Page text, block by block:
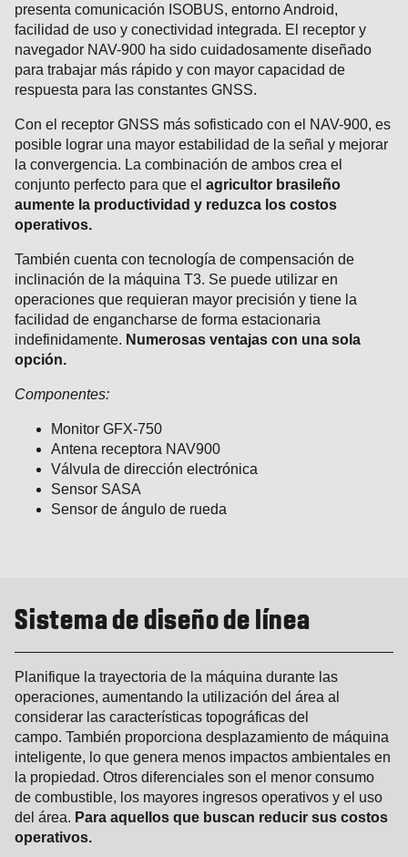
presenta comunicación ISOBUS, entorno Android,
facilidad de uso y conectividad integrada. El receptor y
navegador NAV-900 ha sido cuidadosamente diseñado
para trabajar más rápido y con mayor capacidad de
respuesta para las constantes GNSS.
Con el receptor GNSS más sofisticado con el NAV-900, es
posible lograr una mayor estabilidad de la señal y mejorar
la convergencia. La combinación de ambos crea el
conjunto perfecto para que el agricultor brasileño
aumente la productividad y reduzca los costos
operativos.
También cuenta con tecnología de compensación de
inclinación de la máquina T3. Se puede utilizar en
operaciones que requieran mayor precisión y tiene la
facilidad de engancharse de forma estacionaria
indefinidamente. Numerosas ventajas con una sola
opción.
Componentes:
Monitor GFX-750
Antena receptora NAV900
Válvula de dirección electrónica
Sensor SASA
Sensor de ángulo de rueda
Sistema de diseño de línea
Planifique la trayectoria de la máquina durante las
operaciones, aumentando la utilización del área al
considerar las características topográficas del
campo. También proporciona desplazamiento de máquina
inteligente, lo que genera menos impactos ambientales en
la propiedad. Otros diferenciales son el menor consumo
de combustible, los mayores ingresos operativos y el uso
del área. Para aquellos que buscan reducir sus costos
operativos.